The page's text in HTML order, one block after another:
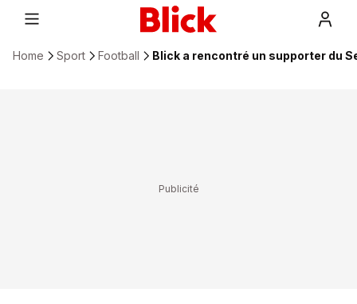
Home Sport Football Blick a rencontré un supporter du